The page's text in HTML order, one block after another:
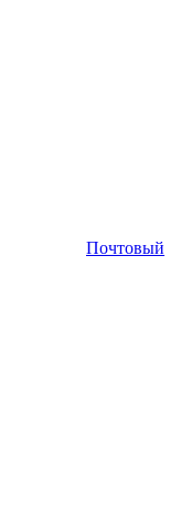
Почтовый